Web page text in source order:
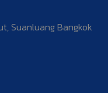
Suanluang Bangkok